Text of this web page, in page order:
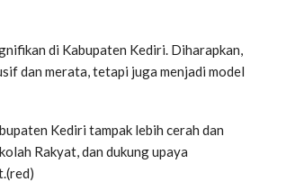
di Kabupaten Kediri. Diharapkan,
dan merata, tetapi juga menjadi model
Kediri tampak lebih cerah dan
Rakyat, dan dukung upaya